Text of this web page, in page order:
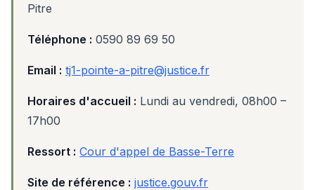
Pitre
Téléphone : 0590 89 69 50
Email : tj1-pointe-a-pitre@justice.fr
Horaires d'accueil : Lundi au vendredi, 08h00 –
17h00
Ressort : Cour d'appel de Basse-Terre
Site de référence : justice.gouv.fr